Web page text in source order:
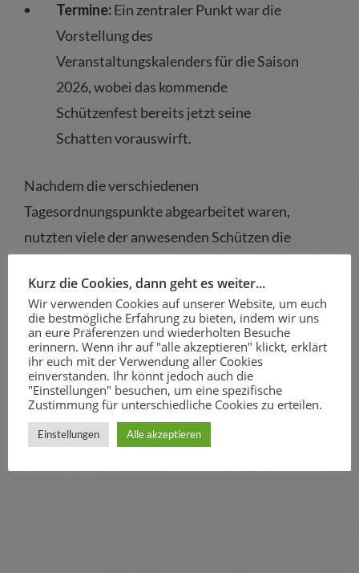
Termine:Ein zentraler Punkt war die
Vorstellung des
Veranstaltungskalenders für die Saison
2026, wobei das kommende
Schützenfest bereits jetzt seine
Schatten vorauswirft.
Nachdem die verschiedenen
Tagesordnungspunkte abgearbeitet waren,
nutzten viele der anwesenden Schützen die
Vereinsthemen. Die Versammlung bot den
Rahmen, um anstehende Aufgaben direkt
anzusprechen und die Weichen für die nächsten
Monate zu stellen.
Mit dem Ende des offiziellen Teils schloss der
Vorstand die Sitzung und leitete in den
Kurz die Cookies, dann geht es weiter...
Wir verwenden Cookies auf unserer Website, um euch
die bestmögliche Erfahrung zu bieten, indem wir uns
an eure Präferenzen und wiederholten Besuche
erinnern. Wenn ihr auf "alle akzeptieren" klickt, erklärt
ihr euch mit der Verwendung aller Cookies
einverstanden. Ihr könnt jedoch auch die
"Einstellungen" besuchen, um eine spezifische
Zustimmung für unterschiedliche Cookies zu erteilen.
Einstellungen Alle akzeptieren